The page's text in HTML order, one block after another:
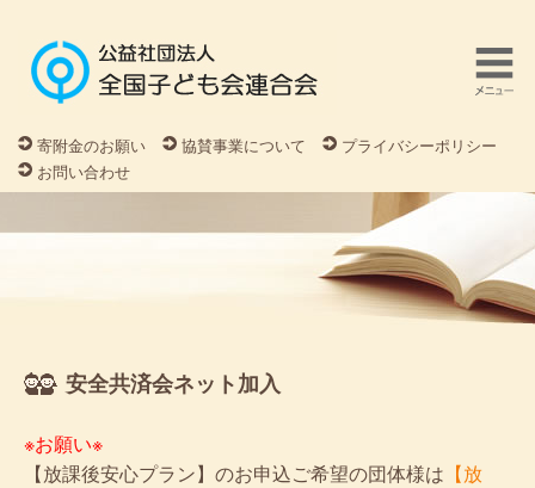
寄附金のお願い 協賛事業について
プライバシーポリシー
お問い合わせ
安全共済会ネット加入
※お願い※
【放課後安心プラン】のお申込ご希望の団体様は 【放